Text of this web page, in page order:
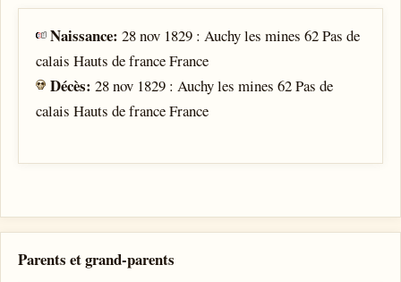
Naissance:28 nov 1829 : Auchy les mines 62 Pas de
calais Hauts de france France
Décès:28 nov 1829 : Auchy les mines 62 Pas de
calais Hauts de france France
Parents et grand-parents